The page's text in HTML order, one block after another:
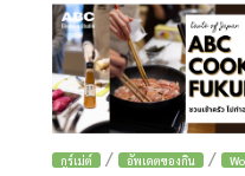
กูร์เม่ต์ / อัพเดตของกิน /